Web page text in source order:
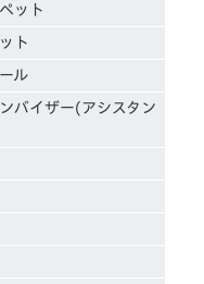
ット
ト
ル
バイザー(アシスタン